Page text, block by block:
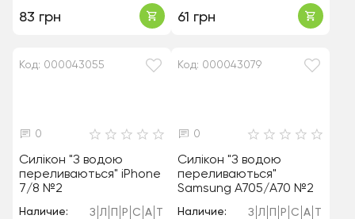
83 грн 61 грн
Код: 000043055
0
Силікон "З водою
переливаються" iPhone
7/8 №2
Наличие: З Л Р С А
Код: 000043079
0
Силікон "З водою
переливаються"
Samsung A705/A70 №2
Наличие: З Л Р С А